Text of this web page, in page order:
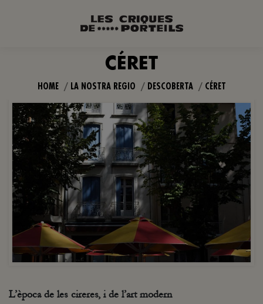
CÉRET
You are here:
HOME LA NOSTRA REGIO DESCOBERTA CÉRET
L’època de les cireres, i de l’art modern